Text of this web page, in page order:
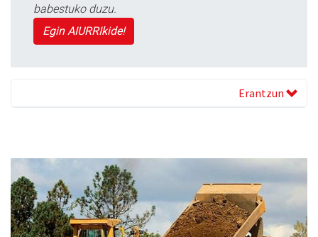
babestuko duzu.
Egin AIURRIkide!
Erantzun